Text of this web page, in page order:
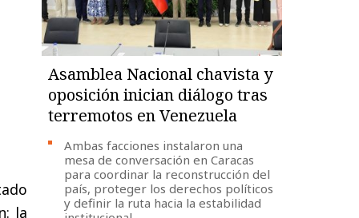
la
Asamblea Nacional chavista y
oposición inician diálogo tras
terremotos en Venezuela
Ambas facciones instalaron una
mesa de conversación en Caracas
para coordinar la reconstrucción del
país, proteger los derechos políticos
y definir la ruta hacia la estabilidad